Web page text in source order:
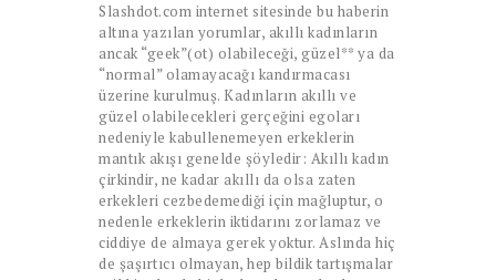
Slashdot.com internet sitesinde bu haberin
altına yazılan yorumlar, akıllı kadınların
ancak “geek”(ot) olabileceği, güzel** ya da
“normal” olamayacağı kandırmacası
üzerine kurulmuş. Kadınların akıllı ve
güzel olabilecekleri gerçeğini egoları
nedeniyle kabullenemeyen erkeklerin
mantık akışı genelde şöyledir: Akıllı kadın
çirkindir, ne kadar akıllı da olsa zaten
erkekleri cezbedemediği için mağluptur, o
nedenle erkeklerin iktidarını zorlamaz ve
ciddiye de almaya gerek yoktur. Aslında hiç
de şaşırtıcı olmayan, hep bildik tartışmalar